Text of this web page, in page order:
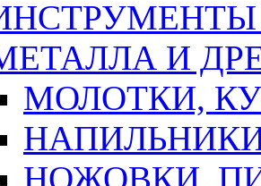
И
МОЛОТКИ,